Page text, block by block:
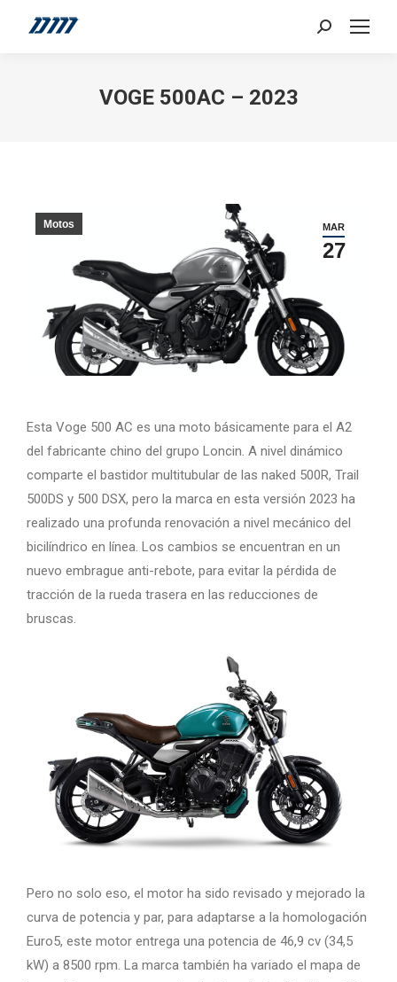
Search:
VOGE 500AC – 2023
MAR
27
Motos
Esta Voge 500 AC es una moto básicamente para el A2
del fabricante chino del grupo Loncin. A nivel dinámico
comparte el bastidor multitubular de las naked 500R, Trail
500DS y 500 DSX, pero la marca en esta versión 2023 ha
realizado una profunda renovación a nivel mecánico del
bicilíndrico en línea. Los cambios se encuentran en un
nuevo embrague anti-rebote, para evitar la pérdida de
tracción de la rueda trasera en las reducciones de
bruscas.
Pero no solo eso, el motor ha sido revisado y mejorado la
curva de potencia y par, para adaptarse a la homologación
Euro5, este motor entrega una potencia de 46,9 cv (34,5
kW) a 8500 rpm. La marca también ha variado el mapa de